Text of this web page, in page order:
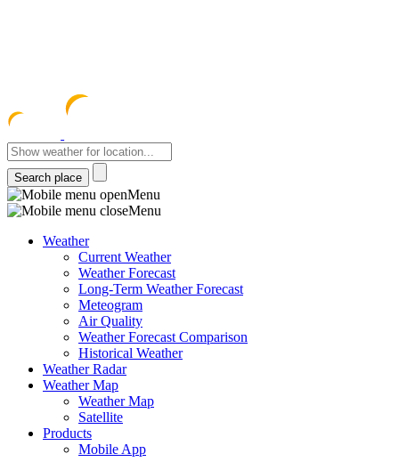
Menu
Menu
Weather
Current Weather
Weather Forecast
Long-Term Weather Forecast
Meteogram
Air Quality
Weather Forecast Comparison
Historical Weather
Weather Radar
Weather Map
Weather Map
Satellite
Products
Mobile App